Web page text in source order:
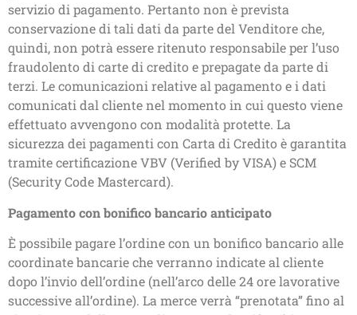
servizio di pagamento. Pertanto non è prevista
conservazione di tali dati da parte del Venditore che,
quindi, non potrà essere ritenuto responsabile per l’uso
fraudolento di carte di credito e prepagate da parte di
terzi. Le comunicazioni relative al pagamento e i dati
comunicati dal cliente nel momento in cui questo viene
effettuato avvengono con modalità protette. La
sicurezza dei pagamenti con Carta di Credito è garantita
tramite certificazione VBV (Verified by VISA) e SCM
(Security Code Mastercard).
Pagamento con bonifico bancario anticipato
È possibile pagare l’ordine con un bonifico bancario alle
coordinate bancarie che verranno indicate al cliente
dopo l’invio dell’ordine (nell’arco delle 24 ore lavorative
successive all’ordine). La merce verrà “prenotata” fino al